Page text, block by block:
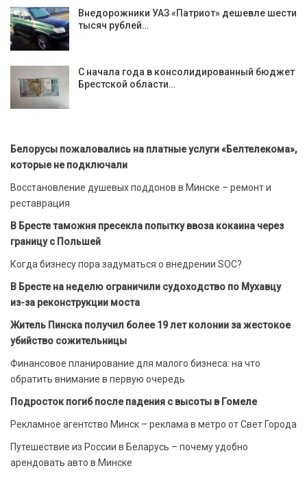
Внедорожники УАЗ «Патриот» дешевле шести
тысяч рублей…
С начала года в консолидированный бюджет
Брестской области…
Белорусы пожаловались на платные услуги «Белтелекома»,
которые не подключали
Восстановление душевых поддонов в Минске – ремонт и
реставрация
В Бресте таможня пресекла попытку ввоза кокаина через
границу с Польшей
Когда бизнесу пора задуматься о внедрении SOC?
В Бресте на неделю ограничили судоходство по Мухавцу
из-за реконструкции моста
Житель Пинска получил более 19 лет колонии за жестокое
убийство сожительницы
Финансовое планирование для малого бизнеса: на что
обратить внимание в первую очередь
Подросток погиб после падения с высоты в Гомеле
Рекламное агентство Минск – реклама в метро от Свет Города
Путешествие из России в Беларусь – почему удобно
арендовать авто в Минске